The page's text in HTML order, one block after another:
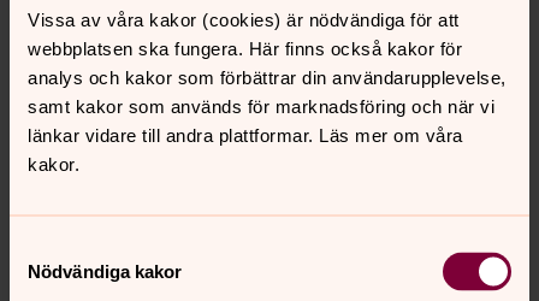
Vissa av våra kakor (cookies) är nödvändiga för att
webbplatsen ska fungera. Här finns också kakor för
analys och kakor som förbättrar din användarupplevelse,
samt kakor som används för marknadsföring och när vi
länkar vidare till andra plattformar. Läs mer om våra
kakor.
Nödvändiga kakor
Utöver hyran betalas bokningsavgift. Obs. Vid hyra av
lokal ingår inte städning och lokalen ska återlämnas i det
skick den var vid tillträde. Du förutsätts städa, diska och
ställa tillbaka möbler som det såg ut när du kom.
Utebliven eller bristfällig städning debiteras.
Senast ändrad 10 oktober 2025